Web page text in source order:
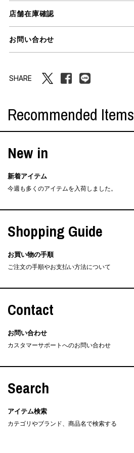
店舗在庫確認
お問い合わせ
SHARE
Recommended Items
New in
新着アイテム
今週も多くのアイテムを入荷しました。
Shopping Guide
お買い物の手順
ご注文の手順やお支払い方法について
Contact
お問い合わせ
カスタマーサポートへのお問い合わせ
Search
アイテム検索
カテゴリやブランド、商品名で検索する